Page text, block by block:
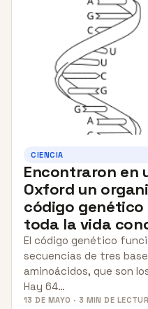
CIENCIA
Encontraron en
Oxford un
código
toda la vida
El código genético
secuencias de tres
aminoácidos, que son
Hay 64…
13 DE MAYO · 3 MIN DE